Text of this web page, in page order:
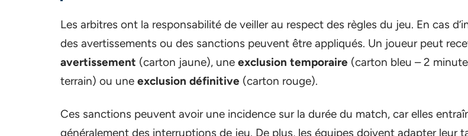
Les arbitres ont la responsabilité de veiller au respect des règles du jeu. En cas
des avertissements ou des sanctions peuvent être appliqués. Un joueur peut
avertissement (carton jaune), une exclusion temporaire (carton bleu – 2
terrain) ou une exclusion définitive (carton rouge).
Ces sanctions peuvent avoir une incidence sur la durée du match, car elles
généralement des interruptions de jeu. De plus, les équipes doivent adapter leur